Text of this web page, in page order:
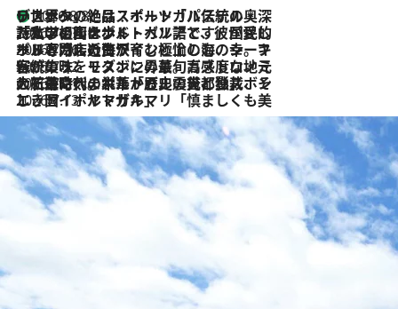
2026.8.8
リスボンの絶品スイーツ「パステル・デ・ナタ」とは？ポルトガル伝統の奥深い世界へ
2026.7.27
「私の祖国はポルトガル語です」国民的詩人フェルナンド・ペソアと、彼が愛した文学の街を歩く
2026.7.26
ポルトガル近海が育む極上の海の幸。キリリと冷えた白ワインと愉しむ、シーフード専門店の贅沢
2026.7.22
伝統の味をモダンに昇華。高感度な地元客が集う、リスボンの最旬ガストロノミー
2026.7.21
大航海時代の栄華から、震災、独裁、そして革命へ。ポルトガル・首都リスボンの石畳に刻まれた「歴史の光と影」
2026.7.13
エッセイ・ヤマザキマリ「慎ましくも美しき国 ポルトガル」